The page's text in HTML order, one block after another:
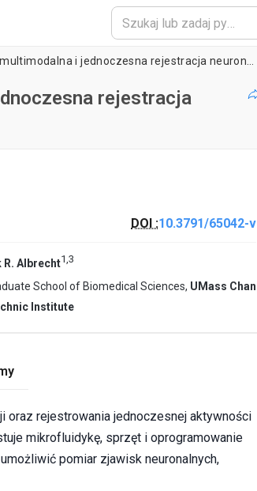
rejestracja
DOI :10.3791/65042-v
R. Albrecht1,3
School of Biomedical Sciences, UMass Chan
Institute
oraz rejestrowania jednoczesnej aktywności
mikrofluidykę, sprzęt i oprogramowanie
pomiar zjawisk neuronalnych,